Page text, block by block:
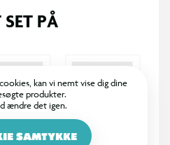
PÅ
kan vi nemt vise dig dine
produkter.
ændre det igen.
SAMTYKKE